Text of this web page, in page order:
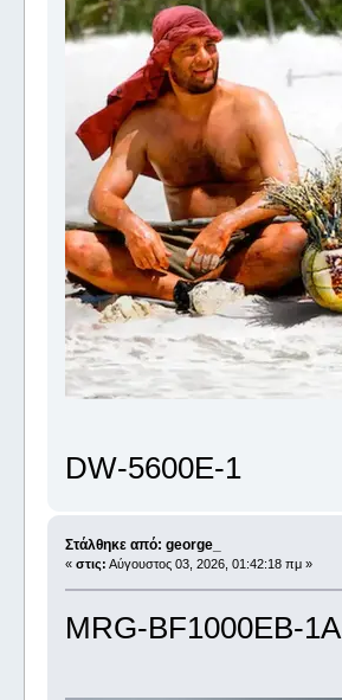
DW-5600E-1
Στάλθηκε από: george_
« στις: Αύγουστος 03, 2026, 01:42:18 πμ »
MRG-BF1000EB-1A